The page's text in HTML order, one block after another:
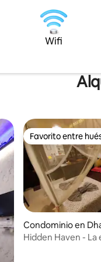
aire libre y comedor, etc.
relájate, explora, vive! *No se
reservas de
Wifi
Favorito entre
Favorito entre
Condominio en
Hidden Haven - La